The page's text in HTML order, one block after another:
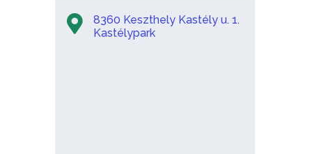
8360 Keszthely Kastély u. 1.
Kastélypark